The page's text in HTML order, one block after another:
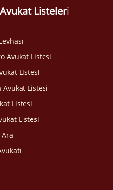
Listeleri
Avukat Listesi
Listesi
Avukat Listesi
Listesi
Listesi